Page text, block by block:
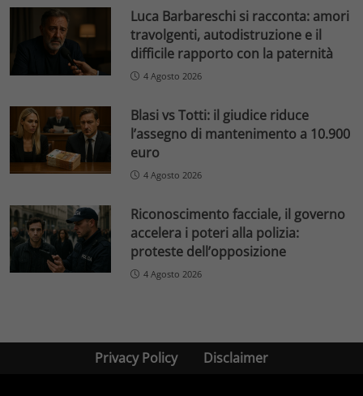
Luca Barbareschi si racconta: amori
travolgenti, autodistruzione e il
difficile rapporto con la paternità
4 Agosto 2026
Blasi vs Totti: il giudice riduce
l’assegno di mantenimento a 10.900
euro
4 Agosto 2026
Riconoscimento facciale, il governo
accelera i poteri alla polizia:
proteste dell’opposizione
4 Agosto 2026
Privacy Policy Disclaimer